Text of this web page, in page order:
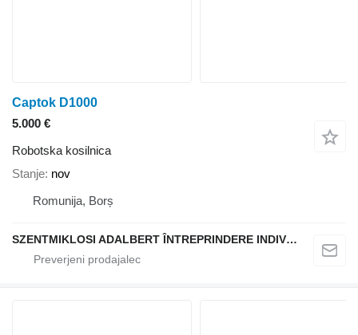
Captok D1000
5.000 €
Robotska kosilnica
Stanje nov
Romunija, Borș
SZENTMIKLOSI ADALBERT ÎNTREPRINDERE INDIVIDUALĂ